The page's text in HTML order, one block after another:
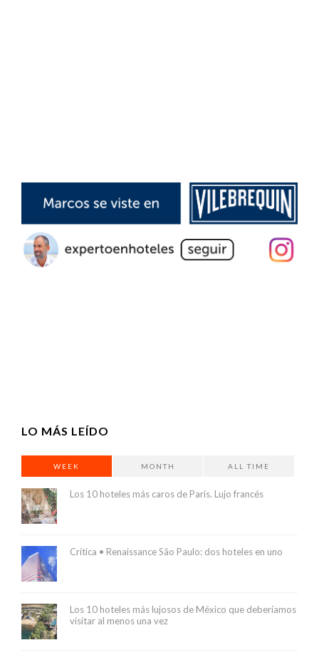
LO MÁS LEÍDO
WEEK MONTH ALL TIME
Los 10 hoteles más caros de París. Lujo francés
Crítica • Renaissance São Paulo: dos hoteles en uno
Los 10 hoteles más lujosos de México que deberíamos
visitar al menos una vez